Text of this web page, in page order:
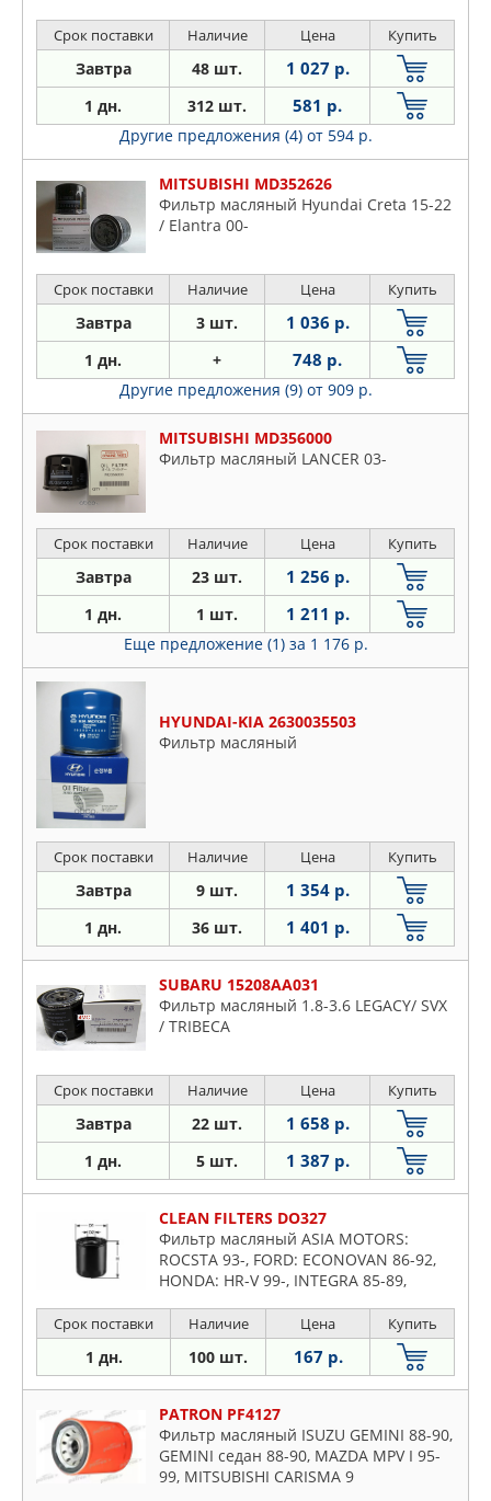
Срок поставки Наличие Цена Купить
Завтра 48 шт. 1 027 р.
1 дн. 312 шт. 581 р.
Другие предложения (4) от 594 р.
MITSUBISHI MD352626
Фильтр масляный Hyundai Creta 15-22
/ Elantra 00-
Срок поставки Наличие Цена Купить
Завтра 3 шт. 1 036 р.
1 дн. + 748 р.
Другие предложения (9) от 909 р.
MITSUBISHI MD356000
Фильтр масляный LANCER 03-
Срок поставки Наличие Цена Купить
Завтра 23 шт. 1 256 р.
1 дн. 1 шт. 1 211 р.
Еще предложение (1) за 1 176 р.
HYUNDAI-KIA 2630035503
Фильтр масляный
Срок поставки Наличие Цена Купить
Завтра 9 шт. 1 354 р.
1 дн. 36 шт. 1 401 р.
SUBARU 15208AA031
Фильтр масляный 1.8-3.6 LEGACY/ SVX
/ TRIBECA
Срок поставки Наличие Цена Купить
Завтра 22 шт. 1 658 р.
1 дн. 5 шт. 1 387 р.
CLEAN FILTERS DO327
Фильтр масляный ASIA MOTORS:
ROCSTA 93-, FORD: ECONOVAN 86-92,
HONDA: HR-V 99-, INTEGRA 85-89,
KIA: BESTA фургон 96-, CAR
Срок поставки Наличие Цена Купить
1 дн. 100 шт. 167 р.
PATRON PF4127
Фильтр масляный ISUZU GEMINI 88-90,
GEMINI седан 88-90, MAZDA MPV I 95-
99, MITSUBISHI CARISMA 9